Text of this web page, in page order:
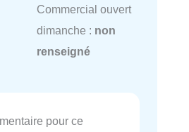
Commercial ouvert
dimanche : non
renseigné
pour ce